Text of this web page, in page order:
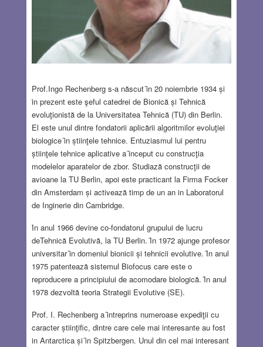
Prof.Ingo Rechenberg s-a născut ȋn 20 noiembrie 1934 și
ȋn prezent este şeful catedrei de Bionică și Tehnică
evoluţionistă de la Universitatea Tehnică (TU) din Berlin.
El este unul dintre fondatorii aplicării algoritmilor evoluţiei
biologice ȋn știinţele tehnice. Entuziasmul lui pentru
știinţele tehnice aplicative a ȋnceput cu construcţia
modelelor aparatelor de zbor. Studiază construcţii de
avioane la TU Berlin, apoi este practicant la Firma Focker
din Amsterdam și activează timp de un an in Laboratorul
de Inginerie din Cambridge.
Ȋn anul 1966 devine co-fondatorul grupului de lucru
deTehnică Evolutivă, la TU Berlin. Ȋn 1972 ajunge profesor
universitar ȋn domeniul bionicii și tehnicii evolutive. Ȋn anul
1975 patentează sistemul Biofocus care este o
reproducere a principiului de acomodare biologică. Ȋn anul
1978 dezvoltă teoria Strategii Evolutive (SE).
Prof. I. Rechenberg a ȋntreprins numeroase expediţii cu
caracter știinţific, dintre care cele mai interesante au fost
in Antarctica și ȋn Spitzbergen. Unul din cel mai interesant